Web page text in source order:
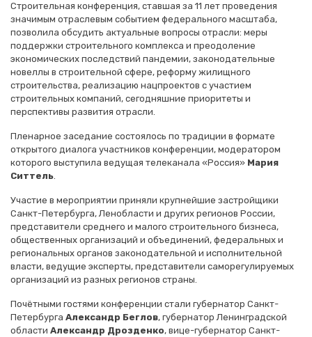
Строительная конференция, ставшая за 11 лет проведения
значимым отраслевым событием федерального масштаба,
позволила обсудить актуальные вопросы отрасли: меры
поддержки строительного комплекса и преодоление
экономических последствий пандемии, законодательные
новеллы в строительной сфере, реформу жилищного
строительства, реализацию нацпроектов с участием
строительных компаний, сегодняшние приоритеты и
перспективы развития отрасли.
Пленарное заседание состоялось по традиции в формате
открытого диалога участников конференции, модератором
которого выступила ведущая телеканала «Россия» Мария
Ситтель.
Участие в мероприятии приняли крупнейшие застройщики
Санкт-Петербурга, Ленобласти и других регионов России,
представители среднего и малого строительного бизнеса,
общественных организаций и объединений, федеральных и
региональных органов законодательной и исполнительной
власти, ведущие эксперты, представители саморегулируемых
организаций из разных регионов страны.
Почётными гостями конференции стали губернатор Санкт-
Петербурга Александр Беглов, губернатор Ленинградской
области Александр Дрозденко, вице-губернатор Санкт-